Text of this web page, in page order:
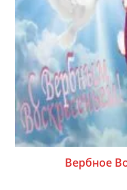
Вербное